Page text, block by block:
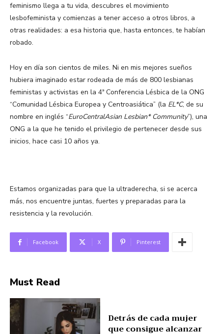
feminismo llega a tu vida, descubres el movimiento
lesbofeminista y comienzas a tener acceso a otros libros, a
otras realidades: a esa historia que, hasta entonces, te habían
robado.
Hoy en día son cientos de miles. Ni en mis mejores sueños
hubiera imaginado estar rodeada de más de 800 lesbianas
feministas y activistas en la 4ª Conferencia Lésbica de la ONG
“Comunidad Lésbica Europea y Centroasiática” (la EL*C, de su
nombre en inglés “EuroCentralAsian Lesbian* Community”), una
ONG a la que he tenido el privilegio de pertenecer desde sus
inicios, hace casi 10 años ya.
Estamos organizadas para que la ultraderecha, si se acerca
más, nos encuentre juntas, fuertes y preparadas para la
resistencia y la revolución.
Facebook X Pinterest
Must Read
Detrás de cada mujer
que consigue alcanzar